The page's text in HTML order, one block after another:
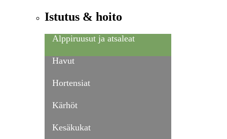
Istutus & hoito
Alppiruusut ja atsaleat
Havut
Hortensiat
Kärhöt
Kesäkukat